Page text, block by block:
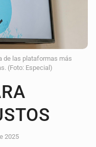
de las plataformas más
(Foto: Especial)
2025